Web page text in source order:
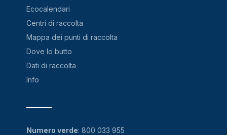
Ecocalendari
Centri di raccolta
Mappa dei punti di raccolta
Dove lo butto
Dati di raccolta
Info
Numero verde: 800 033 955